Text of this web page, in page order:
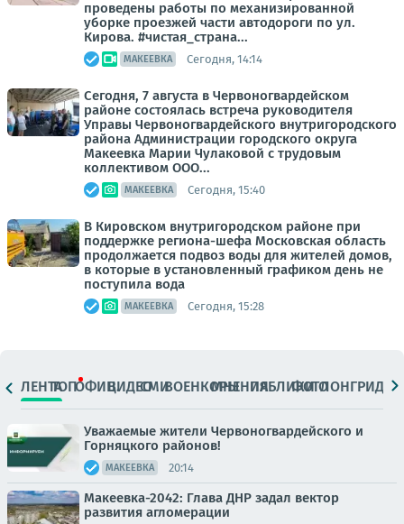
проведены работы по механизированной
уборке проезжей части автодороги по ул.
Кирова. #чистая_страна...
МАКЕЕВКА Сегодня, 14:14
Сегодня, 7 августа в Червоногвардейском
районе состоялась встреча руководителя
Управы Червоногвардейского внутригородского
района Администрации городского округа
Макеевка Марии Чулаковой с трудовым
коллективом ООО...
МАКЕЕВКА Сегодня, 15:40
В Кировском внутригородском районе при
поддержке региона-шефа Московская область
продолжается подвоз воды для жителей домов,
в которые в установленный графиком день не
поступила вода
МАКЕЕВКА Сегодня, 15:28
ЛЕНТАТОПОФИЦ.ВИДЕОСМИВОЕНКОРЫМНЕНИЯПАБЛИКИ
ФОТОЛОНГРИДЫ
Уважаемые жители Червоногвардейского и
Горняцкого районов!
МАКЕЕВКА 20:14
Макеевка-2042: Глава ДНР задал вектор
развития агломерации